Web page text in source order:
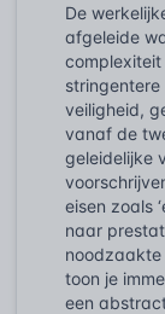
De
afgeleide
veiligheid,
vanaf de
geleidelijke
eisen zoals
naar
noodzaakte
toon je
een